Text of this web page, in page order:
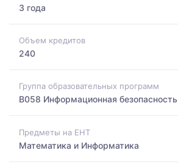
3 года
Объем кредитов
240
Группа образовательных программ
B058 Информационная безопасность
Предметы на ЕНТ
Математика и Информатика